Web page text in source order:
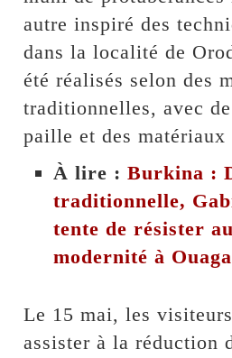
autre inspiré des
dans la localité de
été réalisés selon des
traditionnelles, avec
paille et des matériaux
À lire :Burkina :
traditionnelle,
tente de résister
modernité à
Le 15 mai, les
assister à la réduction